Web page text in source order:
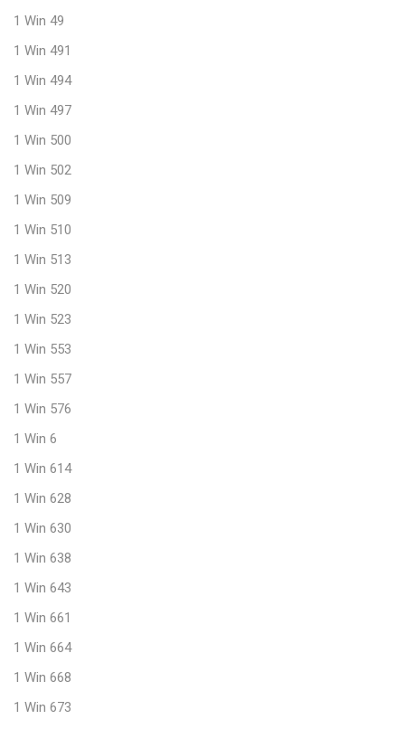
1 Win 49
1 Win 491
1 Win 494
1 Win 497
1 Win 500
1 Win 502
1 Win 509
1 Win 510
1 Win 513
1 Win 520
1 Win 523
1 Win 553
1 Win 557
1 Win 576
1 Win 6
1 Win 614
1 Win 628
1 Win 630
1 Win 638
1 Win 643
1 Win 661
1 Win 664
1 Win 668
1 Win 673